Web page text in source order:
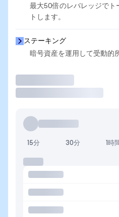
最大50倍のレバレッジでト
トします。
ステーキング
暗号資産を運用して受動的
15分 30分 1時